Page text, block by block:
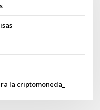
la criptomoneda_